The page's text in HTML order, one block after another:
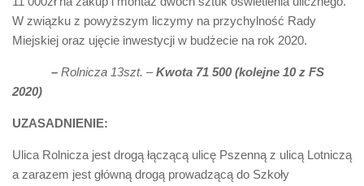
W związku z powyższym liczymy na przychylność Rady
Miejskiej oraz ujęcie inwestycji w budżecie na rok 2020.
– Rolnicza 13szt. –Kwota 71 500 (kolejne 10 z FS
2020)
UZASADNIENIE:
Ulica Rolnicza jest drogą łączącą ulicę Pszenną z ulicą Lotniczą
a zarazem jest główną drogą prowadzącą do Szkoły